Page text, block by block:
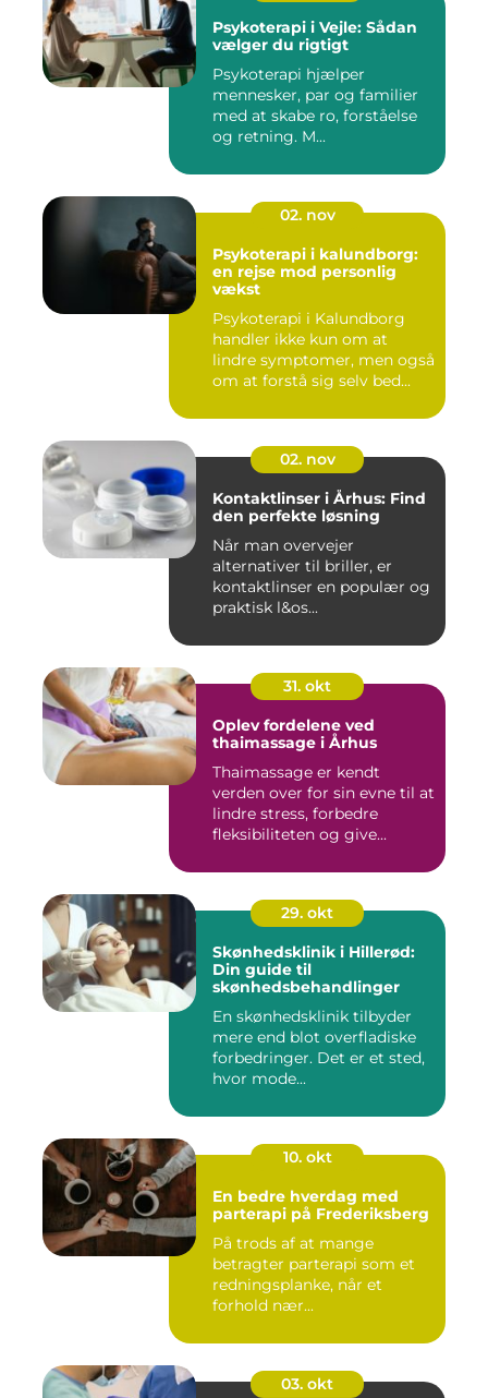
Psykoterapi i Vejle: Sådan
vælger du rigtigt
Psykoterapi hjælper
mennesker, par og familier
med at skabe ro, forståelse
og retning. M...
02. nov
Psykoterapi i kalundborg:
en rejse mod personlig
vækst
Psykoterapi i Kalundborg
handler ikke kun om at
lindre symptomer, men også
om at forstå sig selv bed...
02. nov
Kontaktlinser i Århus: Find
den perfekte løsning
Når man overvejer
alternativer til briller, er
kontaktlinser en populær og
praktisk l&os...
31. okt
Oplev fordelene ved
thaimassage i Århus
Thaimassage er kendt
verden over for sin evne til at
lindre stress, forbedre
fleksibiliteten og give...
29. okt
Skønhedsklinik i Hillerød:
Din guide til
skønhedsbehandlinger
En skønhedsklinik tilbyder
mere end blot overfladiske
forbedringer. Det er et sted,
hvor mode...
10. okt
En bedre hverdag med
parterapi på Frederiksberg
På trods af at mange
betragter parterapi som et
redningsplanke, når et
forhold nær...
03. okt